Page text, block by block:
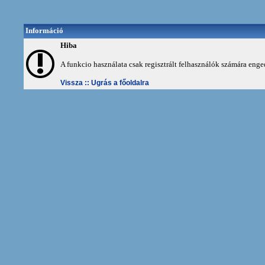
Információ
Hiba
A funkcio használata csak regisztrált felhasználók számára
Vissza :: Ugrás a főoldalra